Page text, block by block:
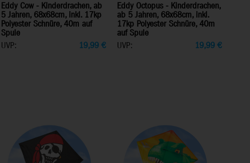
Eddy Cow - Kinderdrachen, ab
5 Jahren, 68x68cm, inkl. 17kp
Polyester Schnüre, 40m auf
Spule
UVP:
19,99€
Eddy Octopus - Kinderdrachen,
ab 5 Jahren, 68x68cm, inkl.
17kp Polyester Schnüre, 40m
auf Spule
UVP:
19,99 €